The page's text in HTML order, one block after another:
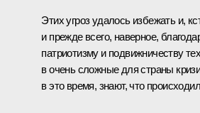
Этих угроз удалось избежать и,
и прежде всего, наверное,
патриотизму и подвижничеству
в очень сложные для страны
в это время, знают, что